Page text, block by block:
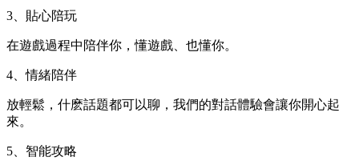
3、貼心陪玩
在遊戲過程中陪伴你，懂遊戲、也懂你。
4、情緒陪伴
放輕鬆，什麽話題都可以聊，我們的對話體驗會讓你開心起
來。
5、智能攻略